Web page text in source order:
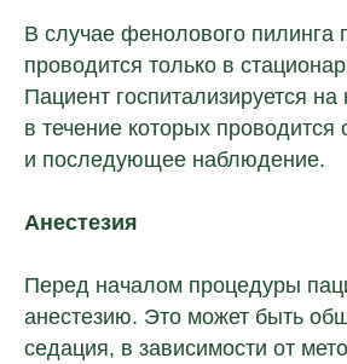
В случае фенолового пилинга
проводится только в
Пациент госпитализируется на
в течение которых проводится
и последующее наблюдение.
Анестезия
Перед началом процедуры
анестезию. Это может быть
седация, в зависимости от
+7
соглашаюсь с условиямиполитики
конфиденциальности
данных